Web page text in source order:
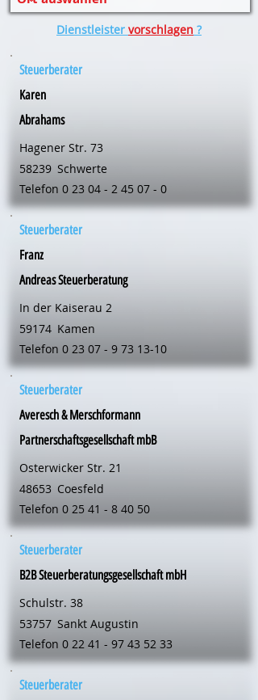
Dienstleister vorschlagen ?
Steuerberater
Karen
Abrahams
Hagener Str. 73
58239 Schwerte
Telefon 0 23 04 - 2 45 07 - 0
Steuerberater
Franz
Andreas Steuerberatung
In der Kaiserau 2
59174 Kamen
Telefon 0 23 07 - 9 73 13-10
Steuerberater
Averesch & Merschformann
Partnerschaftsgesellschaft mbB
Osterwicker Str. 21
48653 Coesfeld
Telefon 0 25 41 - 8 40 50
Steuerberater
B2B Steuerberatungsgesellschaft mbH
Schulstr. 38
53757 Sankt Augustin
Telefon 0 22 41 - 97 43 52 33
Steuerberater